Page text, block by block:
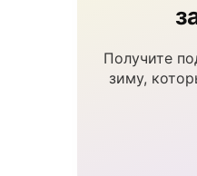
Получите
зиму,